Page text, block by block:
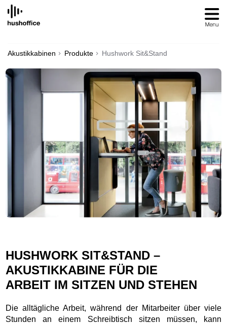
SKIP
CONTENT
Akustikkabinen Produkte Hushwork Sit&Stand
HUSHWORK SIT&STAND –
AKUSTIKKABINE FÜR DIE
ARBEIT IM SITZEN UND STEHEN
Die alltägliche Arbeit, während der Mitarbeiter über viele
Stunden an einem Schreibtisch sitzen müssen, kann